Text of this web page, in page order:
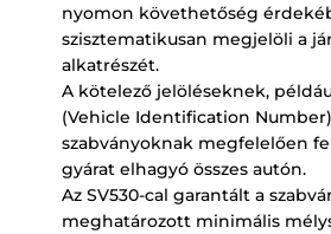
nyomon követhetőség
szisztematikusan megjelöli a
alkatrészét.
A kötelező jelöléseknek,
(Vehicle Identification Number)
szabványoknak megfelelően
gyárat elhagyó összes autón.
Az SV530-cal garantált a
meghatározott minimális